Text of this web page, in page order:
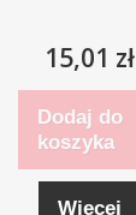
15,01 zł
Dodaj do
koszyka
Więcej